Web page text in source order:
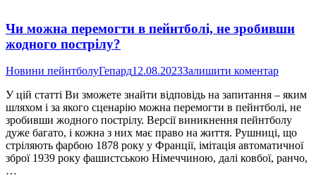
Чи можна перемогти в пейнтболі, не зробивши
жодного пострілу?
Новини пейнтболуГепард12.08.2023Залишити коментар
У цій статті Ви зможете знайти відповідь на запитання – яким
шляхом і за якого сценарію можна перемогти в пейнтболі, не
зробивши жодного пострілу. Версії виникнення пейнтболу
дуже багато, і кожна з них має право на життя. Рушниці, що
стріляють фарбою 1878 року у Франції, імітація автоматичної
зброї 1939 року фашистською Німеччиною, далі ковбої, ранчо,
…